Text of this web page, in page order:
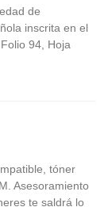
de
inscrita en el
94, Hoja
tóner
Asesoramiento
te saldrá lo